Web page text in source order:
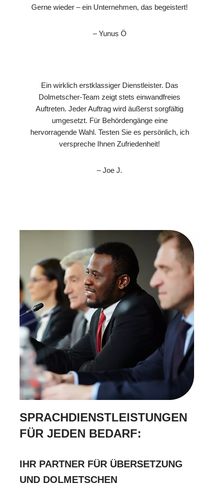
Gerne wieder – ein Unternehmen, das begeistert!
– Yunus Ö
Ein wirklich erstklassiger Dienstleister. Das
Dolmetscher-Team zeigt stets einwandfreies
Auftreten. Jeder Auftrag wird äußerst sorgfältig
umgesetzt. Für Behördengänge eine
hervorragende Wahl. Testen Sie es persönlich, ich
verspreche Ihnen Zufriedenheit!
– Joe J.
SPRACHDIENSTLEISTUNGEN
FÜR JEDEN BEDARF:
IHR PARTNER FÜR ÜBERSETZUNG
UND DOLMETSCHEN